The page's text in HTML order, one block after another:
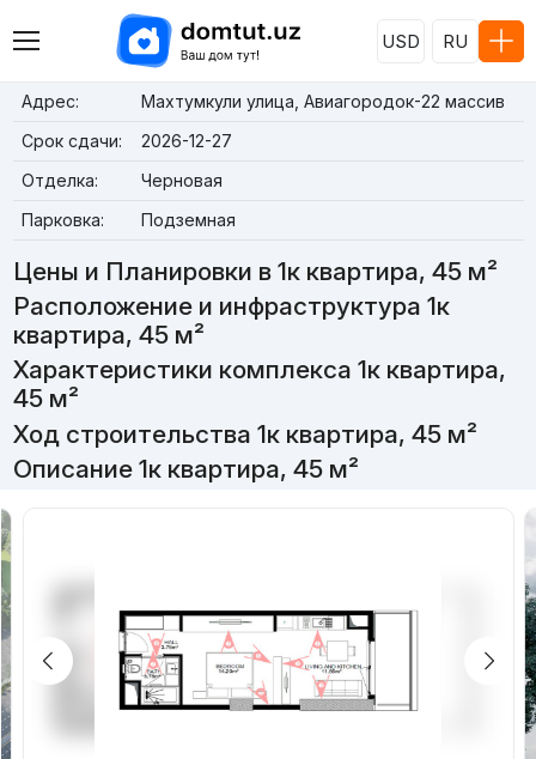
USD RU
Адрес:
Махтумкули улица, Авиагородок-22 массив
Срок сдачи:
2026-12-27
Отделка:
Черновая
Парковка:
Подземная
Цены и Планировки в 1к квартира, 45 м²
Расположение и инфраструктура 1к
квартира, 45 м²
Характеристики комплекса 1к квартира,
45 м²
Ход строительства 1к квартира, 45 м²
Описание 1к квартира, 45 м²